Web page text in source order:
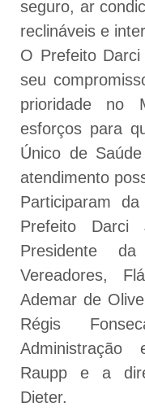
seguro, ar
reclináveis e
O Prefeito
seu
prioridade no
esforços para
Único de
atendimento
Participaram
Prefeito
Presidente
Vereadores,
Ademar de
Régis
Administração
Raupp e a
Dieter.